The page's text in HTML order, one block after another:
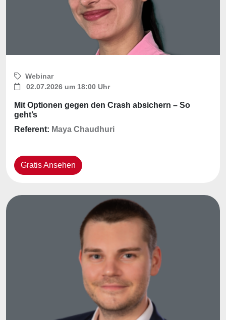
Webinar
02.07.2026 um 18:00 Uhr
Mit Optionen gegen den Crash absichern – So
geht’s
Referent: Maya Chaudhuri
Gratis Ansehen